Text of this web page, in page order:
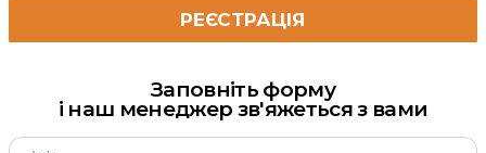
Заповніть форму
і наш менеджер зв'яжеться з вами